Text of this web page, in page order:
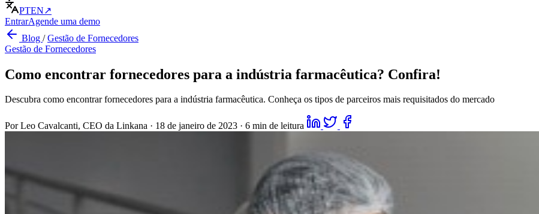
PTEN↗
EntrarAgende uma demo
Blog /Gestão de Fornecedores
Gestão de Fornecedores
Como encontrar fornecedores para a indústria farmacêutica? Confira!
Descubra como encontrar fornecedores para a indústria farmacêutica. Conheça os tipos de parceiros mais requisitados do mercado
Por Leo Cavalcanti, CEO da Linkana · 18 de janeiro de 2023 · 6 min de leitura